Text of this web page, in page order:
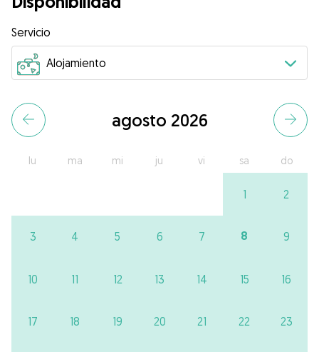
Servicio
agosto 2026
lu ma mi ju vi sa do
1 2
3 4 5 6 7 8 9
10 11 12 13 14 15 16
17 18 19 20 21 22 23